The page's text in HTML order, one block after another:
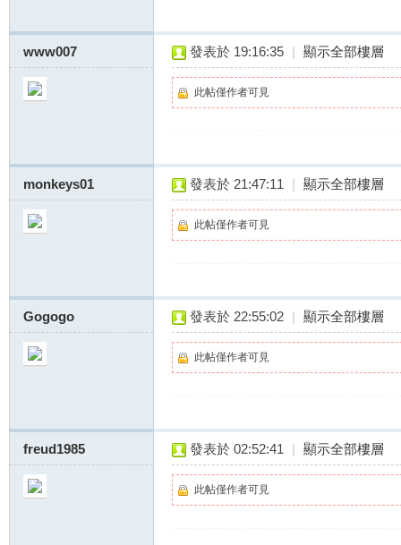
www007 發表於 19:16:35 | 顯示全部樓層
此帖僅作者可見
monkeys01 發表於 21:47:11 | 顯示全部樓層
此帖僅作者可見
Gogogo 發表於 22:55:02 | 顯示全部樓層
此帖僅作者可見
freud1985 發表於 02:52:41 | 顯示全部樓層
此帖僅作者可見